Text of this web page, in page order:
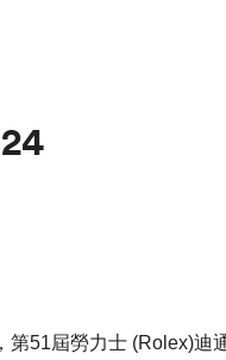
第51屆勞力士 (Rolex)迪